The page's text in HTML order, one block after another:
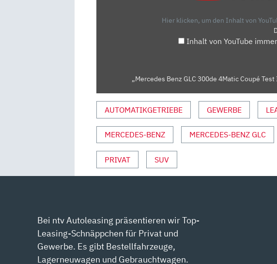
MOTORDEAL“
VON
YOUTUBE
ANZEIGEN
Hier klicken, um den Inhalt von
Inhalt von YouTube
„Mercedes Benz GLC 300de 4Matic Coupé
AUTOMATIKGETRIEBE GEWERBE
MERCEDES-BENZ MERCEDES-BENZ GLC
PRIVAT SUV
Bei ntv Autoleasing präsentieren wir Top-
Leasing-Schnäppchen für Privat und
Gewerbe. Es gibt Bestellfahrzeuge,
Lagerneuwagen und Gebrauchtwagen.